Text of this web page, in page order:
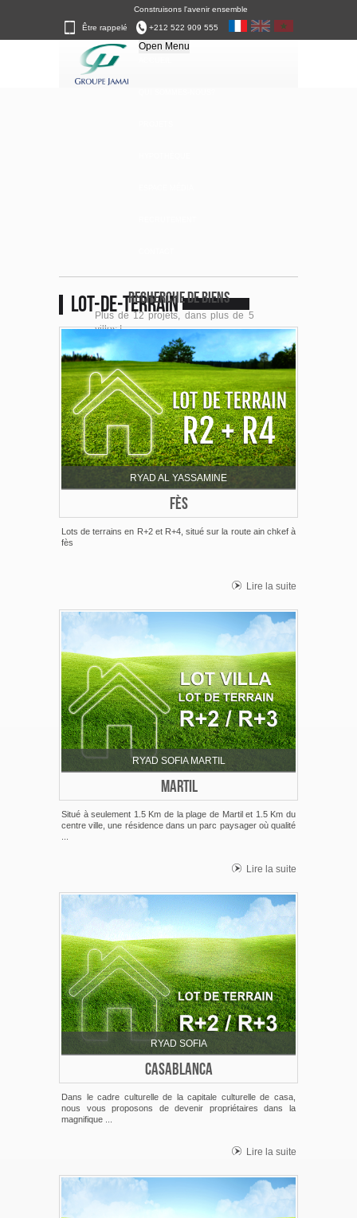
Construisons l'avenir ensemble
Être rappelé +212 522 909 555
Open Menu
RECHERCHE DE BIENS
Plus de 12 projets, dans plus de 5
villes !
lot-de-terrain
RYAD AL YASSAMINE
FÈS
Lots de terrains en R+2 et R+4, situé sur la route ain chkef à
fès
Lire la suite
RYAD SOFIA MARTIL
MARTIL
Situé à seulement 1.5 Km de la plage de Martil et 1.5 Km du
centre ville, une résidence dans un parc paysager où qualité
Lire la suite
RYAD SOFIA
CASABLANCA
Dans le cadre culturelle de la capitale culturelle de casa,
nous vous proposons de devenir propriétaires dans la
magnifique ...
Lire la suite